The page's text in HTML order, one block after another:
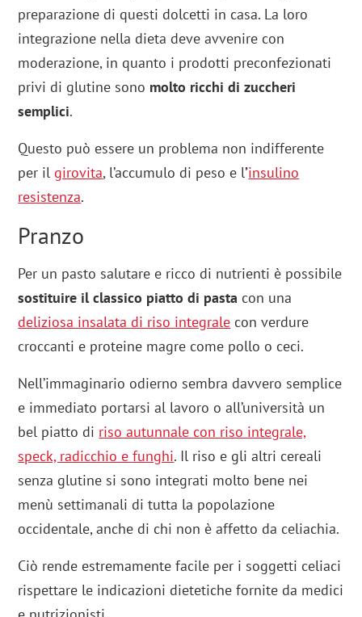
preparazione di questi dolcetti in casa. La loro
integrazione nella dieta deve avvenire con
moderazione, in quanto i prodotti preconfezionati
privi di glutine sono molto ricchi di zuccheri
semplici.
Questo può essere un problema non indifferente
per ilgirovita, l’accumulo di peso e l’insulino
resistenza.
Pranzo
Per un pasto salutare e ricco di nutrienti è possibile
sostituire il classico piatto di pasta con una
deliziosa insalata di riso integrale con verdure
croccanti e proteine magre come pollo o ceci.
Nell’immaginario odierno sembra davvero semplice
e immediato portarsi al lavoro o all’università un
bel piatto di riso autunnale con riso integrale,
speck, radicchio e funghi. Il riso e gli altri cereali
senza glutine si sono integrati molto bene nei
menù settimanali di tutta la popolazione
occidentale, anche di chi non è affetto da celiachia.
Ciò rende estremamente facile per i soggetti celiaci
rispettare le indicazioni dietetiche fornite da medici